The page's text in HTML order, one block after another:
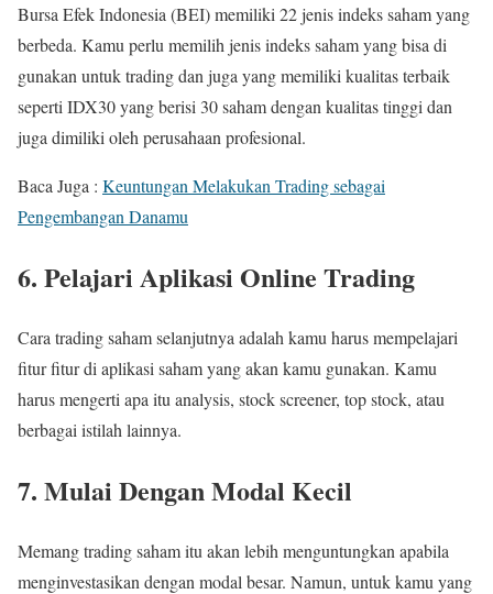
Bursa Efek Indonesia (BEI) memiliki 22 jenis indeks saham yang
berbeda. Kamu perlu memilih jenis indeks saham yang bisa di
gunakan untuk trading dan juga yang memiliki kualitas terbaik
seperti IDX30 yang berisi 30 saham dengan kualitas tinggi dan
juga dimiliki oleh perusahaan profesional.
Baca Juga : Keuntungan Melakukan Trading sebagai
Pengembangan Danamu
6. Pelajari Aplikasi Online Trading
Cara trading saham selanjutnya adalah kamu harus mempelajari
fitur fitur di aplikasi saham yang akan kamu gunakan. Kamu
harus mengerti apa itu analysis, stock screener, top stock, atau
berbagai istilah lainnya.
7. Mulai Dengan Modal Kecil
Memang trading saham itu akan lebih menguntungkan apabila
menginvestasikan dengan modal besar. Namun, untuk kamu yang